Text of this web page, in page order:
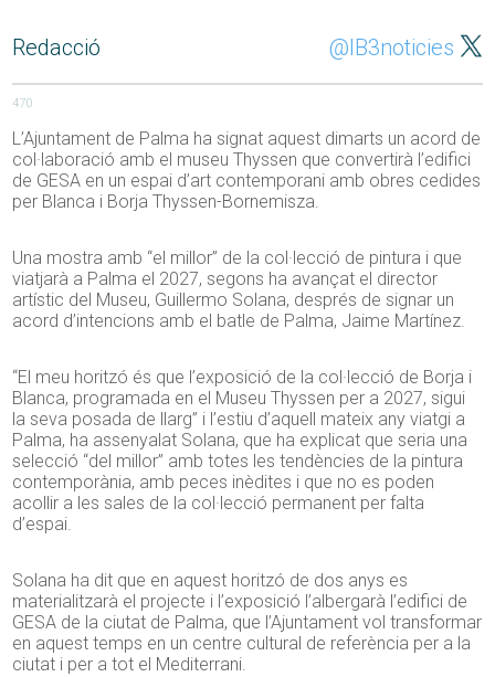
Redacció @IB3noticies
470
L’Ajuntament de Palma ha signat aquest dimarts un acord de
col·laboració amb el museu Thyssen que convertirà l’edifici
de GESA en un espai d’art contemporani amb obres cedides
per Blanca i Borja Thyssen-Bornemisza.
Una mostra amb “el millor” de la col·lecció de pintura i que
viatjarà a Palma el 2027, segons ha avançat el director
artístic del Museu, Guillermo Solana, després de signar un
acord d’intencions amb el batle de Palma, Jaime Martínez.
“El meu horitzó és que l’exposició de la col·lecció de Borja i
Blanca, programada en el Museu Thyssen per a 2027, sigui
la seva posada de llarg” i l’estiu d’aquell mateix any viatgi a
Palma, ha assenyalat Solana, que ha explicat que seria una
selecció “del millor” amb totes les tendències de la pintura
contemporània, amb peces inèdites i que no es poden
acollir a les sales de la col·lecció permanent per falta
d’espai.
Solana ha dit que en aquest horitzó de dos anys es
materialitzarà el projecte i l’exposició l’albergarà l’edifici de
GESA de la ciutat de Palma, que l’Ajuntament vol transformar
en aquest temps en un centre cultural de referència per a la
ciutat i per a tot el Mediterrani.